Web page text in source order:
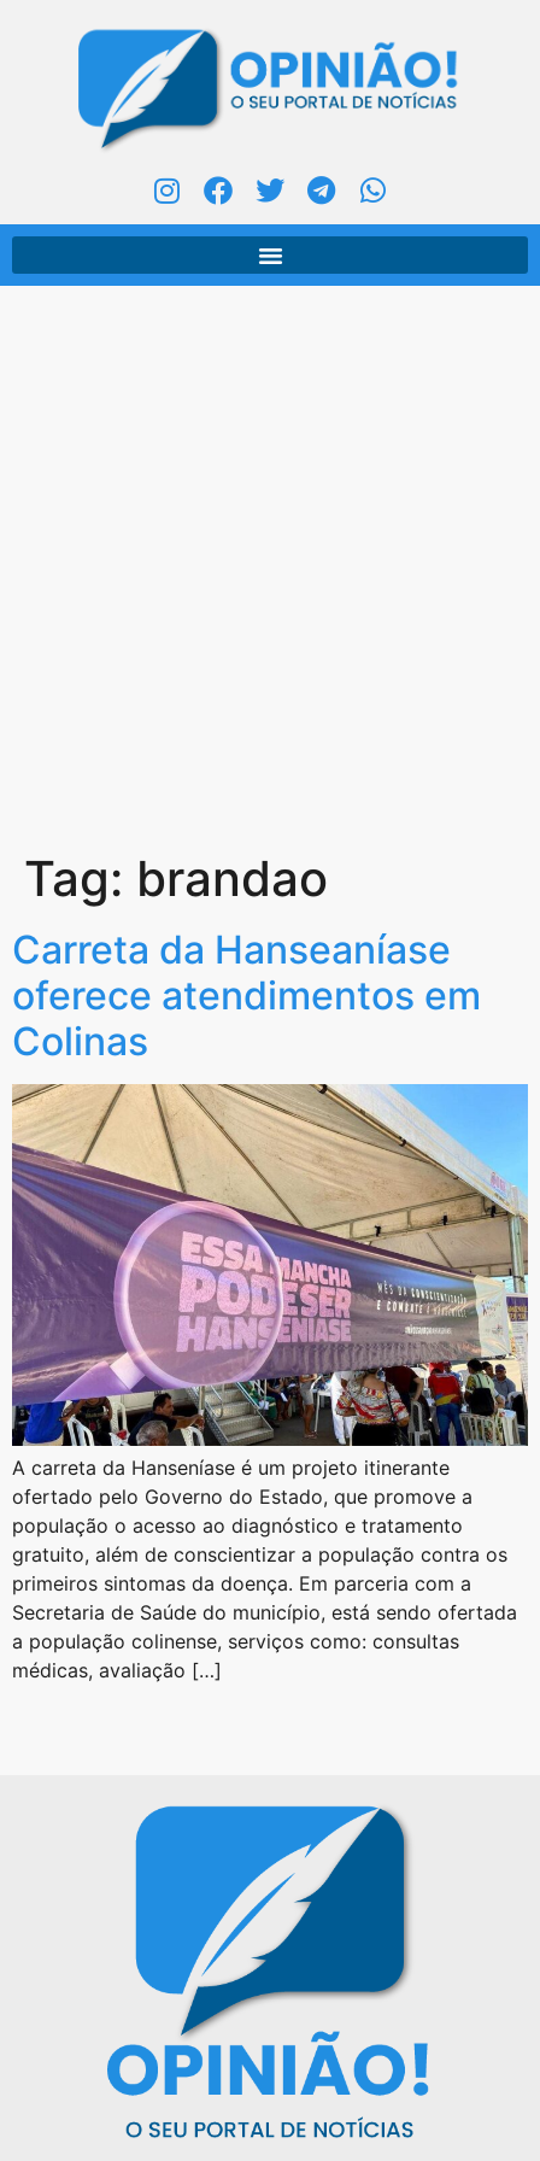
Tag: brandao
Carreta da Hanseaníase
oferece atendimentos em
Colinas
A carreta da Hanseníase é um projeto itinerante
ofertado pelo Governo do Estado, que promove a
população o acesso ao diagnóstico e tratamento
gratuito, além de conscientizar a população contra os
primeiros sintomas da doença. Em parceria com a
Secretaria de Saúde do município, está sendo ofertada
a população colinense, serviços como: consultas
médicas, avaliação […]